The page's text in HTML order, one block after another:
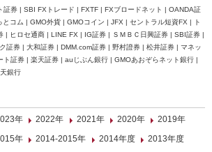
証券 | SBI FXトレード | FXTF | FXブロードネット | OANDA証
コム | GMO外貨 | GMOコイン | JFX | セントラル短資FX | ト
| ヒロセ通商 | LINE FX | IG証券 | ＳＭＢＣ日興証券 | SBI証券 |
証券 | 大和証券 | DMM.com証券 | 野村證券 | 松井証券 | マネッ
ト証券 | 楽天証券 | auじぶん銀行 | GMOあおぞらネット銀行 |
銀行
年 2022年 2021年 2020年
2019年
年 2014-2015年 2014年度
2013年度